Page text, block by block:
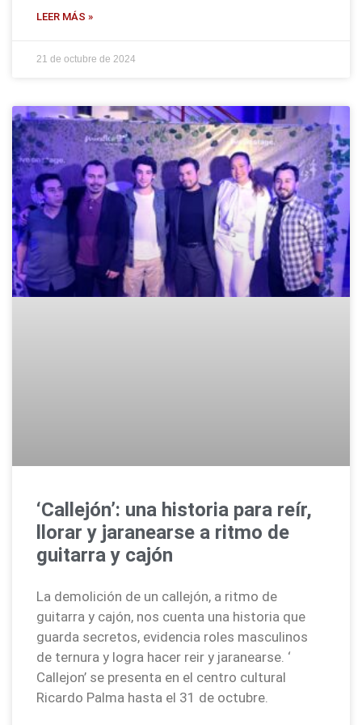
LEER MÁS »
21 de octubre de 2024
‘Callejón’: una historia para reír,
llorar y jaranearse a ritmo de
guitarra y cajón
La demolición de un callejón, a ritmo de
guitarra y cajón, nos cuenta una historia que
guarda secretos, evidencia roles masculinos
de ternura y logra hacer reir y jaranearse. ‘
Callejon’ se presenta en el centro cultural
Ricardo Palma hasta el 31 de octubre.